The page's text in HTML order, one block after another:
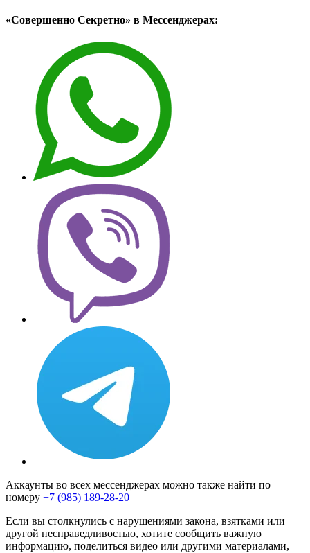
«Совершенно Секретно» в Мессенджерах:
Аккаунты во всех мессенджерах можно также найти по
номеру +7 (985) 189-28-20
Если вы столкнулись с нарушениями закона, взятками или
другой несправедливостью, хотите сообщить важную
информацию, поделиться видео или другими материалами,